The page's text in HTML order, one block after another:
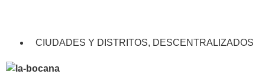
CIUDADES Y DISTRITOS, DESCENTRALIZADOS